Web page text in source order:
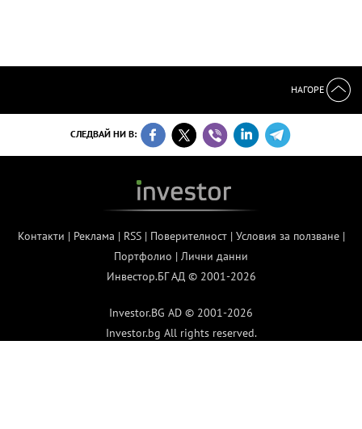
НАГОРЕ
СЛЕДВАЙ НИ В:
Контакти | Реклама | RSS| Поверителност| Условия за ползване|
Портфолио | Лични данни
Инвестор.БГ АД © 2001-2026
Investor.BG AD © 2001-2026
Investor.bg All rights reserved.